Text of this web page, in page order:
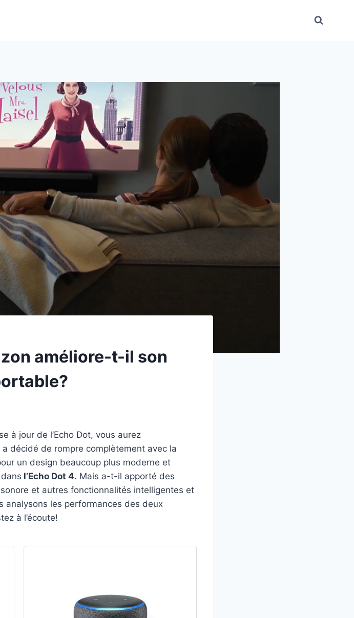
améliore-t-il son
à jour de l’Echo Dot, vous aurez
décidé de rompre complètement avec la
un design beaucoup plus moderne et
l’Echo Dot 4. Mais a-t-il apporté des
et autres fonctionnalités intelligentes et
analysons les performances des deux
à l’écoute!